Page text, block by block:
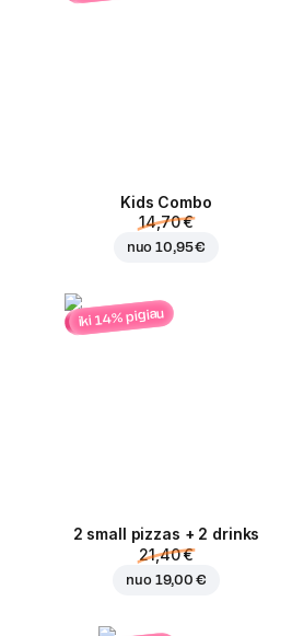
Kids Combo
14,70 €
nuo10,95 €
iki 14% pigiau
2 small pizzas + 2 drinks
21,40 €
nuo 19,00 €